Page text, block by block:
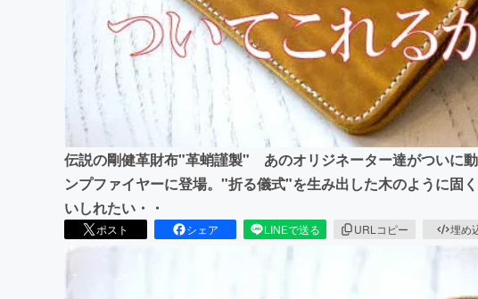
伝説の剛健革財布"革蛸謹製" あのオリジネーター達がついに
ンプファイヤーに登場。"折る儀式"を生み出した木のように固
いしれたい・・
ポスト シェア LINEで送る URLコピー 埋め